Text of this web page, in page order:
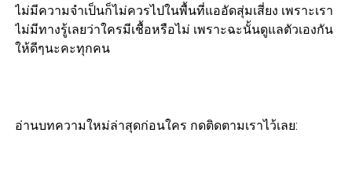
ไม่มีความจำเป็นก็ไม่ควรไปในพื้นที่แออัดสุ่มเสี่ยง เพราะเรา
ไม่มีทางรู้เลยว่าใครมีเชื้อหรือไม่ เพราะฉะนั้นดูแลตัวเองกัน
ให้ดีๆนะคะทุกคน
อ่านบทความใหม่ล่าสุดก่อนใคร กดติดตามเราไว้เลย: